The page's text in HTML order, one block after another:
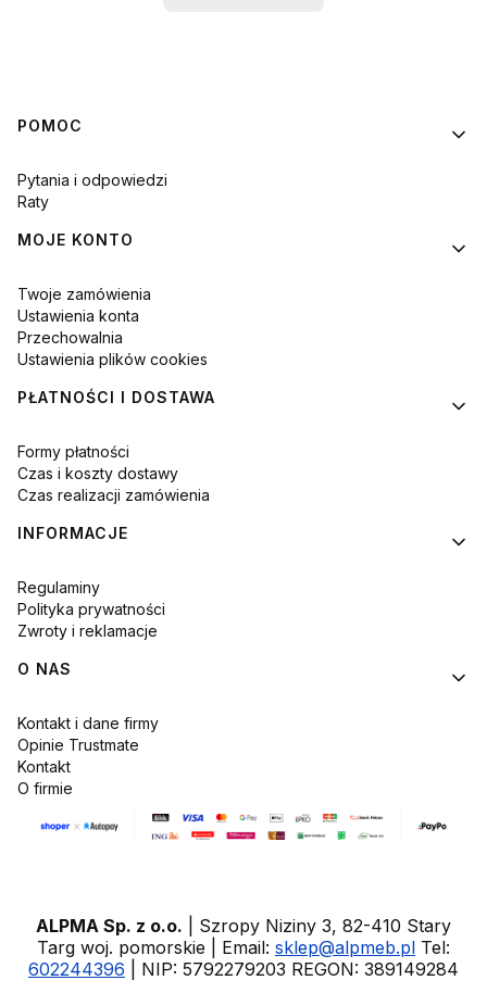
Linki w stopce
POMOC
Pytania i odpowiedzi
Raty
MOJE KONTO
Twoje zamówienia
Ustawienia konta
Przechowalnia
Ustawienia plików cookies
PŁATNOŚCI I DOSTAWA
Formy płatności
Czas i koszty dostawy
Czas realizacji zamówienia
INFORMACJE
Regulaminy
Polityka prywatności
Zwroty i reklamacje
O NAS
Kontakt i dane firmy
Opinie Trustmate
Kontakt
O firmie
ALPMA Sp. z o.o. | Szropy Niziny 3, 82-410 Stary
Targ woj. pomorskie | Email: sklep@alpmeb.pl Tel:
602244396 | NIP: 5792279203 REGON: 389149284